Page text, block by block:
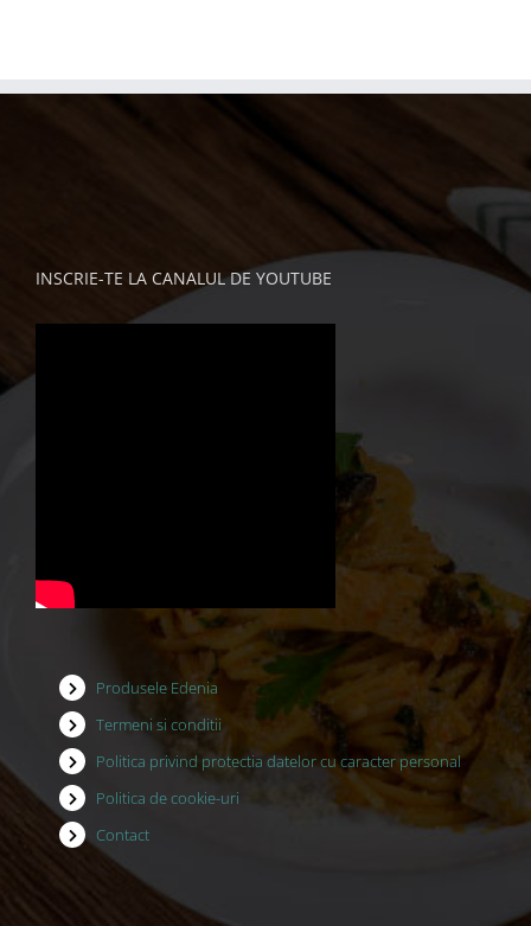
INSCRIE-TE LA CANALUL DE YOUTUBE
Produsele Edenia
Termeni si conditii
Politica privind protectia datelor cu caracter personal
Politica de cookie-uri
Contact